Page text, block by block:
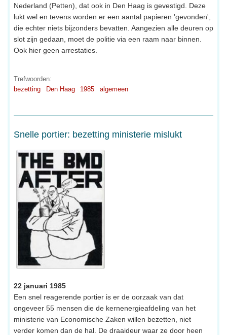
Nederland (Petten), dat ook in Den Haag is gevestigd. Deze
lukt wel en tevens worden er een aantal papieren 'gevonden',
die echter niets bijzonders bevatten. Aangezien alle deuren op
slot zijn gedaan, moet de politie via een raam naar binnen.
Ook hier geen arrestaties.
Trefwoorden:
bezetting
Den Haag 1985 algemeen
Snelle portier: bezetting ministerie mislukt
22 januari 1985
Een snel reagerende portier is er de oorzaak van dat
ongeveer 55 mensen die de kernenergieafdeling van het
ministerie van Economische Zaken willen bezetten, niet
verder komen dan de hal. De draaideur waar ze door heen